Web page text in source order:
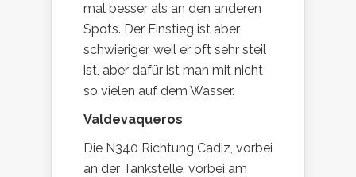
mal besser als an den anderen
Spots. Der Einstieg ist aber
schwieriger, weil er oft sehr steil
ist, aber dafür ist man mit nicht
so vielen auf dem Wasser.
Valdevaqueros
Die N340 Richtung Cadiz, vorbei
an der Tankstelle, vorbei am